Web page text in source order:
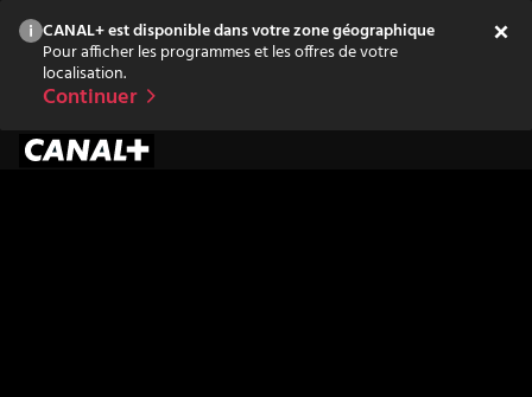
CANAL+ est disponible dans votre zone géographique
Pour afficher les programmes et les offres de votre
localisation.
Continuer